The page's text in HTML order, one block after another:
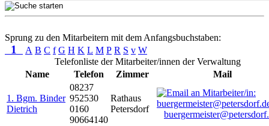
Sprung zu den Mitarbeitern mit dem Anfangsbuchstaben:
1 A B C f G H K L M P R S v W
Telefonliste der Mitarbeiter/innen der Verwaltung
Name
Telefon Zimmer Mail
1. Bgm. Binder
Dietrich
08237
952530
0160
90664140
Rathaus
Petersdorf